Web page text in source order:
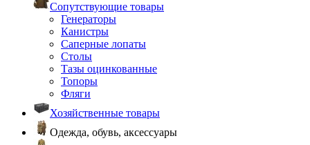
Сопутствующие товары
Генераторы
Канистры
Саперные лопаты
Столы
Тазы оцинкованные
Топоры
Фляги
Хозяйственные товары
Одежда, обувь, аксессуары